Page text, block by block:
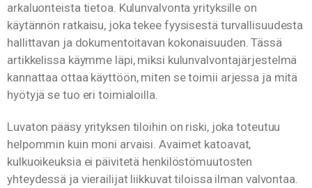
arkaluonteista tietoa. Kulunvalvonta yrityksille on
käytännön ratkaisu, joka tekee fyysisestä turvallisuudesta
hallittavan ja dokumentoitavan kokonaisuuden. Tässä
artikkelissa käymme läpi, miksi kulunvalvontajärjestelmä
kannattaa ottaa käyttöön, miten se toimii arjessa ja mitä
hyötyjä se tuo eri toimialoilla.
Luvaton pääsy yrityksen tiloihin on riski, joka toteutuu
helpommin kuin moni arvaisi. Avaimet katoavat,
kulkuoikeuksia ei päivitetä henkilöstömuutosten
yhteydessä ja vierailijat liikkuvat tiloissa ilman valvontaa.